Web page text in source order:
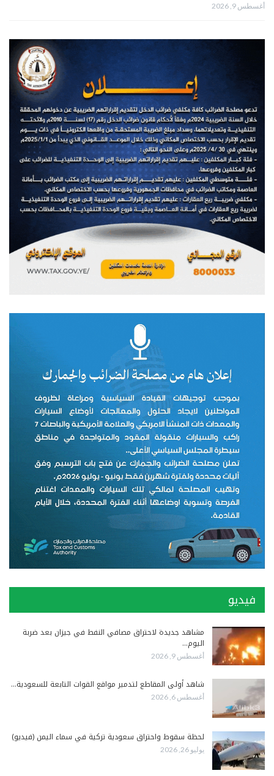
أغسطس 9, 2026
فيديو
مشاهد جديدة لاحتراق مصافي النفط في جيزان بعد ضربة
اليوم…
أغسطس 9, 2026
شاهد أولى المقاطع لتدمير مواقع القوات التابعة للسعودية…
أغسطس 6, 2026
لحظة سقوط واحتراق سعودية تركية في سماء اليمن (فيديو)
يوليو 26, 2026